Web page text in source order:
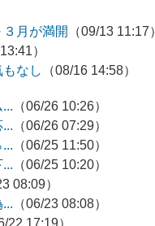
月が満開
（09/13 11:17）
）
なし
（08/16 14:58）
（06/26 10:26）
（06/26 07:29）
（06/25 11:50）
（06/25 10:20）
08:09）
（06/23 08:08）
22 17:19）